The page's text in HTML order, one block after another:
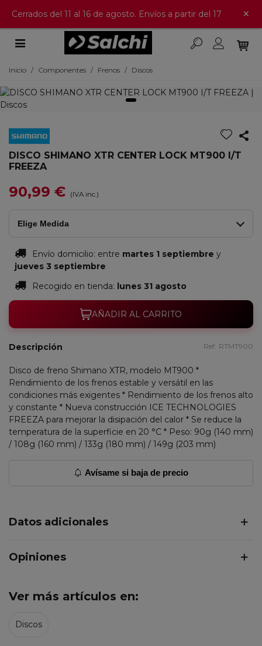
Cerrados del 11 al 16 de agosto. Envíos a partir del 17 ×
Inicio / Componentes / Frenos / Discos
DISCO SHIMANO XTR CENTER LOCK MT900 I/T
FREEZA
90,99 € (IVA inc.)
Elige Medida
Envío domicilio: entre martes 1 septiembre y
jueves 3 septiembre
Recogido en tienda: lunes 31 agosto
AÑADIR AL CARRITO
Descripción Ref: RTMT900
Disco de freno Shimano XTR, modelo MT900 *
Rendimiento de los frenos estable y versátil en las
condiciones más exigentes * Rendimiento de los frenos alto
y constante * Nueva construcción ICE TECHNOLOGIES
FREEZA para mejorar la disipación del calor * Se reduce la
temperatura de la superficie en 20 °C * Peso: 90g (140 mm)
/ 108g (160 mm) / 133g (180 mm) / 149g (203 mm)
Avísame si baja de precio
Datos adicionales
Opiniones
Ver más artículos en:
Discos